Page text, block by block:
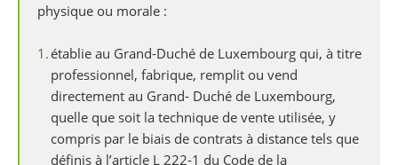
physique ou morale :
établie au Grand-Duché de Luxembourg qui, à titre
professionnel, fabrique, remplit ou vend
directement au Grand- Duché de Luxembourg,
quelle que soit la technique de vente utilisée, y
compris par le biais de contrats à distance tels que
définis à l’article L 222-1 du Code de la